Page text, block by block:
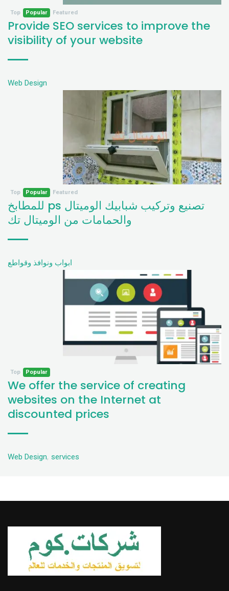
Featured
Popular
Top
Provide SEO services to improve the
visibility of your website
Web Design
Featured
Popular
Top
تصنيع وتركيب شبابيك الوميتال ps للمطابخ
والحمامات من الوميتال تك
ابواب ونوافذ وقواطع
Popular
Top
We offer the service of creating
websites on the Internet at
discounted prices
Web Design, services